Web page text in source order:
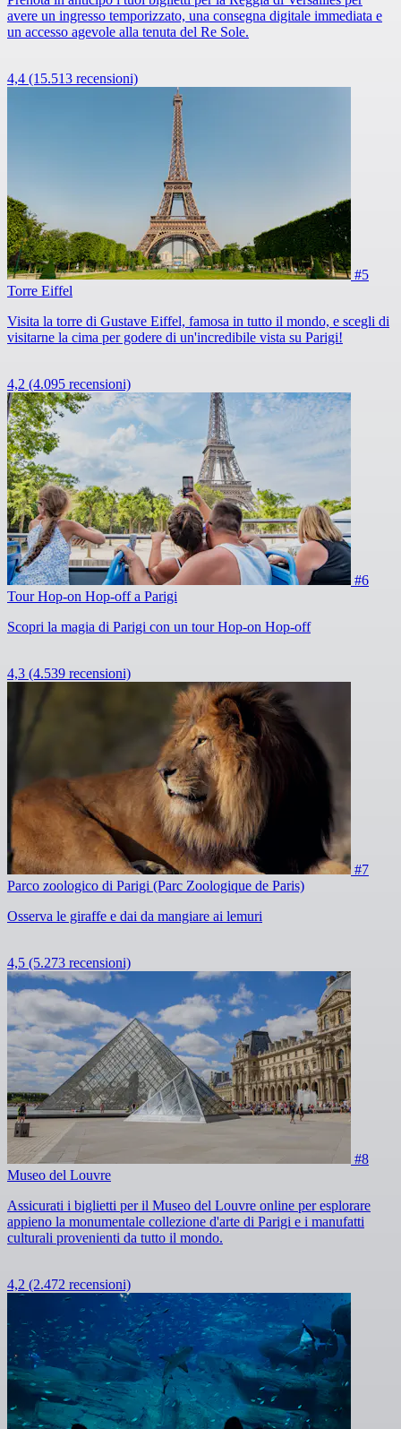
avere un ingresso temporizzato, una consegna digitale immediata e
un accesso agevole alla tenuta del Re Sole.
4,4 (15.513 recensioni)
#5
Torre Eiffel
Visita la torre di Gustave Eiffel, famosa in tutto il mondo, e scegli di
visitarne la cima per godere di un'incredibile vista su Parigi!
4,2 (4.095 recensioni)
#6
Tour Hop-on Hop-off a Parigi
Scopri la magia di Parigi con un tour Hop-on Hop-off
4,3 (4.539 recensioni)
#7
Parco zoologico di Parigi (Parc Zoologique de Paris)
Osserva le giraffe e dai da mangiare ai lemuri
4,5 (5.273 recensioni)
#8
Museo del Louvre
Assicurati i biglietti per il Museo del Louvre online per esplorare
appieno la monumentale collezione d'arte di Parigi e i manufatti
culturali provenienti da tutto il mondo.
4,2 (2.472 recensioni)